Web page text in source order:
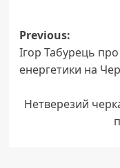
Post
Previous:
Ігор Табурець
енергетики на
Нетверезий